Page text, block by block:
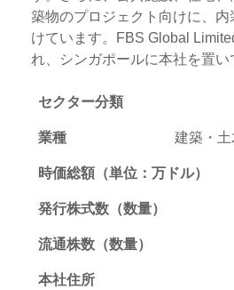
築物のプロジェクト向けに、
けています。FBS Global
れ、シンガポールに本社を置い
セクター分類
業種 建築・
時価総額（単位：万ドル）
発行株式数（数量）
流通株数（数量）
本社住所